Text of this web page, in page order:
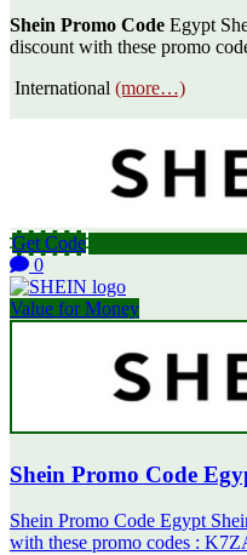
Shein Promo Code Egypt
discount with these promo
International (more…)
Get Code
0
Value for Money
Shein Promo Code
Shein Promo Code Egypt
with these promo codes :